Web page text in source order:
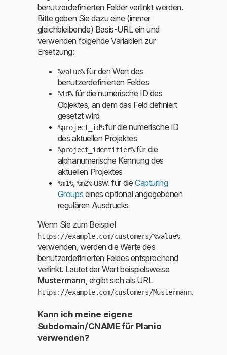
benutzerdefinierten Felder verlinkt werden.
Bitte geben Sie dazu eine (immer
gleichbleibende) Basis-URL ein und
verwenden folgende Variablen zur
Ersetzung:
%value%für den Wert des
benutzerdefinierten Feldes
%id% für die numerische ID des
Objektes, an dem das Feld definiert
gesetzt wird
%project_id%für die numerische ID
des aktuellen Projektes
%project_identifier%für die
alphanumerische Kennung des
aktuellen Projektes
%m1%,%m2%usw. für dieCapturing
Groups eines optional angegebenen
regulären Ausdrucks
Wenn Sie zum Beispiel
https://example.com/customers/%value%
verwenden, werden die Werte des
benutzerdefinierten Feldes entsprechend
verlinkt. Lautet der Wert beispielsweise
Mustermann, ergibt sich als URL
https://example.com/customers/Mustermann.
Kann ich meine eigene
Subdomain/CNAME für Planio
verwenden?